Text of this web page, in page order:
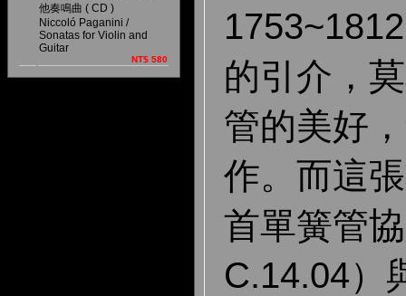
他奏鳴曲 ( CD )
Niccoló Paganini /
Sonatas for Violin and
Guitar
NT$ 580
的引介，
管的美好
作。而這
首單簧管
C.14.04）